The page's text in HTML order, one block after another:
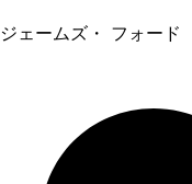
ジェームズ・ フォード